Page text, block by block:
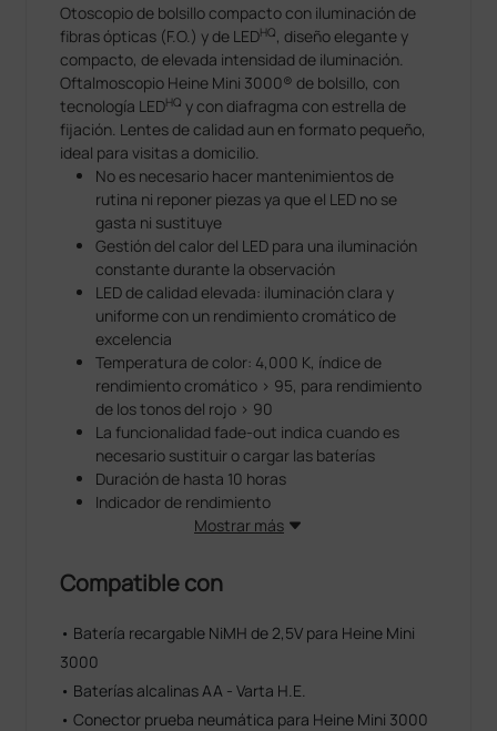
Otoscopio de bolsillo compacto con iluminación de
fibras ópticas (F.O.) y de LEDHQ, diseño elegante y
compacto, de elevada intensidad de iluminación.
Oftalmoscopio Heine Mini 3000® de bolsillo, con
tecnología LEDHQ y con diafragma con estrella de
fijación. Lentes de calidad aun en formato pequeño,
ideal para visitas a domicilio.
No es necesario hacer mantenimientos de
rutina ni reponer piezas ya que el LED no se
gasta ni sustituye
Gestión del calor del LED para una iluminación
constante durante la observación
LED de calidad elevada: iluminación clara y
uniforme con un rendimiento cromático de
excelencia
Temperatura de color: 4,000 K, índice de
rendimiento cromático > 95, para rendimiento
de los tonos del rojo > 90
La funcionalidad fade-out indica cuando es
necesario sustituir o cargar las baterías
Duración de hasta 10 horas
Indicador de rendimiento
Con diafragma y estrella de fijación y filtro de
de calidad elevada y rendimiento cromático de
excelencia, incluso con las partes pequeñas
limpia, con una reducción significativa de los
reflejos
5 diafragmas diferentes. Todas las
funcionalidades más importantes, incluidas la
Mostrar más
Compatible con
• Batería recargable NiMH de 2,5V para Heine Mini
3000
• Baterías alcalinas AA - Varta H.E.
• Conector prueba neumática para Heine Mini 3000